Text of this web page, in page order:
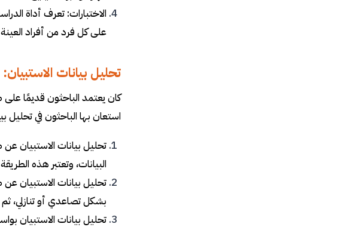
الاختبارات: تعرف أداة
على كل فرد من أفراد العينة
تحليل بيانات الاستبيان:
كان يعتمد الباحثون قديمًا على
استعان بها الباحثون في تحليل
تحليل بيانات الاستبيان
البيانات، وتعتبر هذه
تحليل بيانات الاستبيان
بشكل تصاعدي أو تنازلي، ثم
تحليل بيانات الاستبيان